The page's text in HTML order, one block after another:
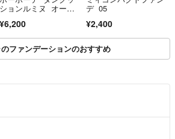
ションルミヌ オーク
¥6,200
デ 05
¥2,400
ファンデーションのおすすめ